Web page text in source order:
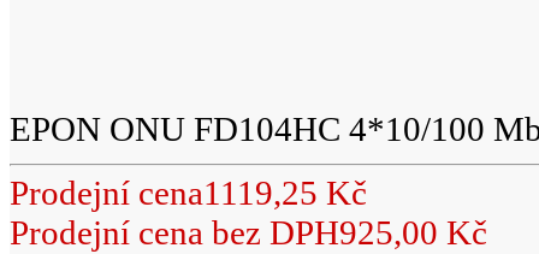
EPON ONU FD104HC 4*10/100
Prodejní cena1119,25 Kč
Prodejní cena bez DPH925,00 Kč